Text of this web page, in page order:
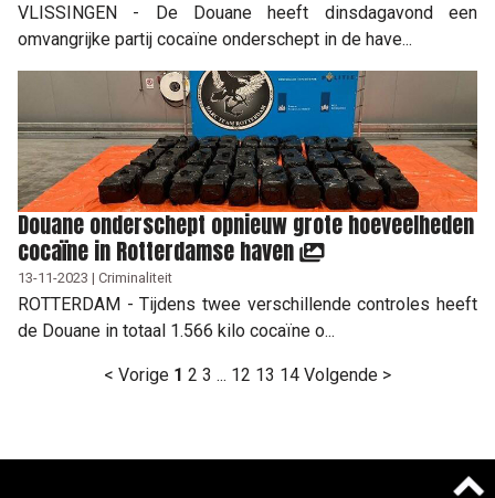
VLISSINGEN - De Douane heeft dinsdagavond een
omvangrijke partij cocaïne onderschept in de have...
Douane onderschept opnieuw grote hoeveelheden
cocaïne in Rotterdamse haven
13-11-2023 | Criminaliteit
ROTTERDAM - Tijdens twee verschillende controles heeft
de Douane in totaal 1.566 kilo cocaïne o...
< Vorige 1 2 3 ... 12 13 14 Volgende >